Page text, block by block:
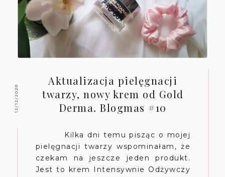
12/12/2020
Aktualizacja pielęgnacji
twarzy, nowy krem od Gold
Derma. Blogmas #10
Kilka dni temu pisząc o mojej
pielęgnacji twarzy wspominałam, że
czekam na jeszcze jeden produkt.
Jest to krem Intensywnie Odżywczy